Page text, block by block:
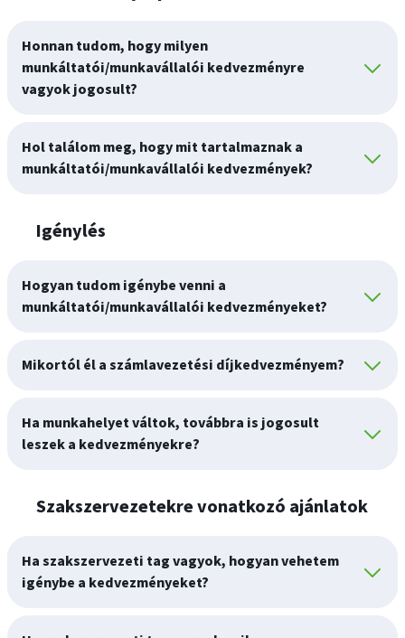
Honnan tudom, hogy milyen
munkáltatói/munkavállalói kedvezményre
vagyok jogosult?
Hol találom meg, hogy mit tartalmaznak a
munkáltatói/munkavállalói kedvezmények?
Igénylés
Hogyan tudom igénybe venni a
munkáltatói/munkavállalói kedvezményeket?
Mikortól él a számlavezetési díjkedvezményem?
Ha munkahelyet váltok, továbbra is jogosult
leszek a kedvezményekre?
Szakszervezetekre vonatkozó ajánlatok
Ha szakszervezeti tag vagyok, hogyan vehetem
igénybe a kedvezményeket?